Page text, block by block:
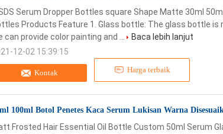
Kontak Harga terbaik
Serum Dropper Bottles square Shape Matte 30ml
Products Feature 1. Glass bottle: The glass bottle is
can provide color painting and ...
Baca lebih lanjut
12-02 15:39:15
100ml Botol Penetes Kaca Serum Lukisan Warna
Frosted Hair Essential Oil Bottle Custom 50ml Serum